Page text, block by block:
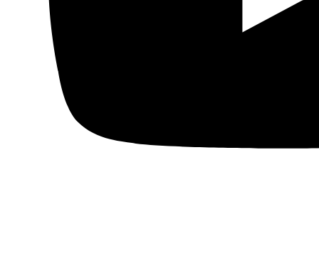
Fundación Al Fanar acerca la realidad social, política y